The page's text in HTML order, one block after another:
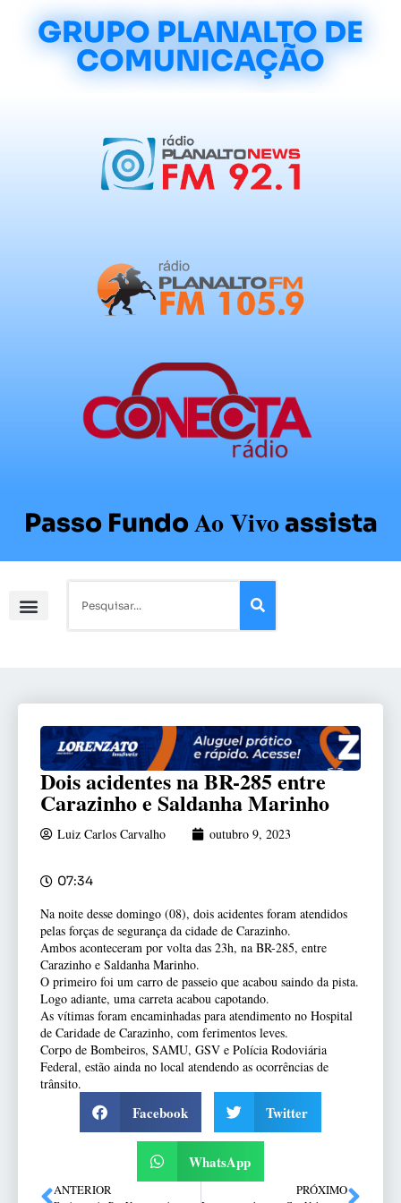
GRUPO PLANALTO DE
COMUNICAÇÃO
Passo FundoAo Vivoassista
Dois acidentes na BR-285 entre
Carazinho e Saldanha Marinho
Luiz Carlos Carvalho outubro 9, 2023
07:34
Na noite desse domingo (08), dois acidentes foram atendidos
pelas forças de segurança da cidade de Carazinho.
Ambos aconteceram por volta das 23h, na BR-285, entre
Carazinho e Saldanha Marinho.
O primeiro foi um carro de passeio que acabou saindo da pista.
Logo adiante, uma carreta acabou capotando.
As vítimas foram encaminhadas para atendimento no Hospital
de Caridade de Carazinho, com ferimentos leves.
Corpo de Bombeiros, SAMU, GSV e Polícia Rodoviária
Federal, estão ainda no local atendendo as ocorrências de
trânsito.
Facebook Twitter
WhatsApp
ANTERIOR PRÓXIMO